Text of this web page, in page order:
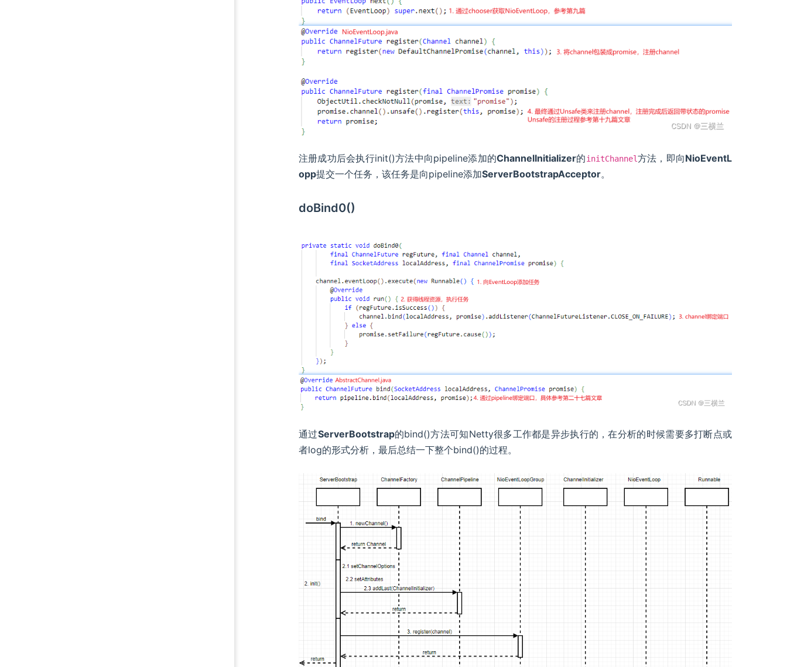
注册成功后会执行init()方法中向pipeline添加的ChannelInitializer的initChannel方法，即向NioEventL
opp提交一个任务，该任务是向pipeline添加ServerBootstrapAcceptor。
doBind0()
通过ServerBootstrap的bind()方法可知Netty很多工作都是异步执行的，在分析的时候需要多打断点或
者log的形式分析，最后总结一下整个bind()的过程。